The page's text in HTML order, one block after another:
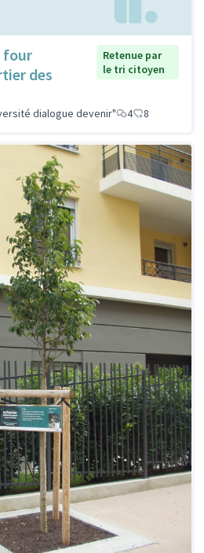
four
des
Retenue par
le tri citoyen
dialogue devenir" 4 8